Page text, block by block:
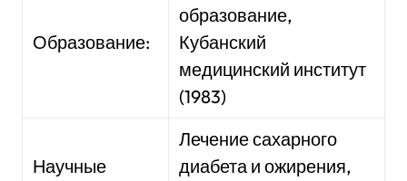
Образование:
образование,
Кубанский
медицинский институт
(1983)
Научные
Лечение сахарного
диабета и ожирения,